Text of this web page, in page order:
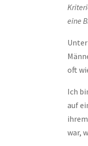
eine
oft
Ich
auf
war,